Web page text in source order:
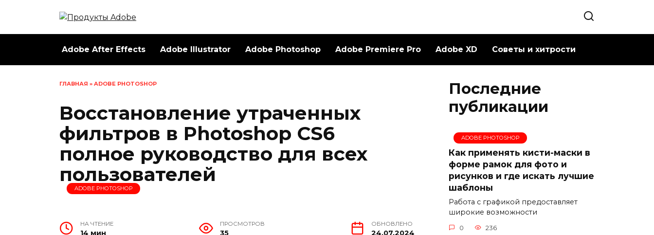
Adobe After Effects Adobe Illustrator Adobe Photoshop Adobe Premiere Pro Adobe XD Советы и хитрости
ГЛАВНАЯ » ADOBE PHOTOSHOP
Восстановление утраченных
фильтров в Photoshop CS6
полное руководство для всех
пользователей
ADOBE PHOTOSHOP
НА ЧТЕНИЕ
14 мин
ПРОСМОТРОВ
35
ОБНОВЛЕНО
24.07.2024
Последние
публикации
ADOBE PHOTOSHOP
Как применять кисти-маски в
форме рамок для фото и
рисунков и где искать лучшие
шаблоны
Работа с графикой предоставляет
широкие возможности
0 236